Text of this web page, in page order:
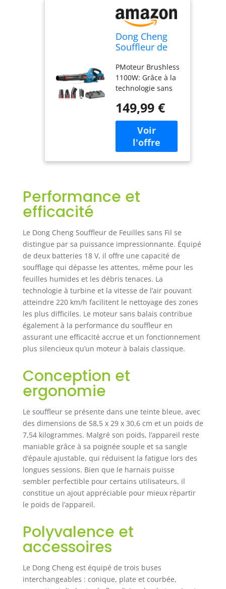
Dong Cheng
Souffleur de
Fil 2x20V, Débit
d’air 1105 m³/h
PMoteur Brushless
1100W: Grâce à la
technologie sans
génération,
profitez d’une
durée de vie
prolongée, de
performances
constantes et d’un
dB, ce souffleur
reste aussi discret
Idéal pour
travailler dans le
jardin même le
week-end sans
déranger le
voisinage – parfait
pour les zones
sensibles au bruit,
comme les
de retraite et
écoles 6 niveaux
turbo: Les niveaux
jardins, balcons,
vergers et allées,
ainsi que
l’élimination de la
poussière dans les
ateliers. Le mode
turbo libère une
puissance digne
m³/h. Qu’il s’agisse
été, de feuilles
humides et
tenaces en
149,99 €
Performance et
efficacité
Le Dong Cheng Souffleur de Feuilles sans Fil se
distingue par sa puissance impressionnante. Équipé
de deux batteries 18 V, il offre une capacité de
soufflage qui dépasse les attentes, même pour les
feuilles humides et les débris tenaces. La
technologie à turbine et la vitesse de l’air pouvant
atteindre 220 km/h facilitent le nettoyage des zones
les plus difficiles. Le moteur sans balais contribue
également à la performance du souffleur en
assurant une efficacité accrue et un fonctionnement
plus silencieux qu’un moteur à balais classique.
Conception et
ergonomie
Le souffleur se présente dans une teinte bleue, avec
des dimensions de 58,5 x 29 x 30,6 cm et un poids de
7,54 kilogrammes. Malgré son poids, l’appareil reste
maniable grâce à sa poignée souple et sa sangle
d’épaule ajustable, qui réduisent la fatigue lors des
longues sessions. Bien que le harnais puisse
sembler perfectible pour certains utilisateurs, il
constitue un ajout appréciable pour mieux répartir
le poids de l’appareil.
Polyvalence et
accessoires
Le Dong Cheng est équipé de trois buses
interchangeables : conique, plate et courbée,